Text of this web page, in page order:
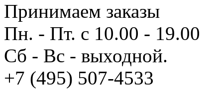
Принимаем заказы
Пн. - Пт. с 10.00 - 19.00
Сб - Вс - выходной.
+7 (495) 507-4533